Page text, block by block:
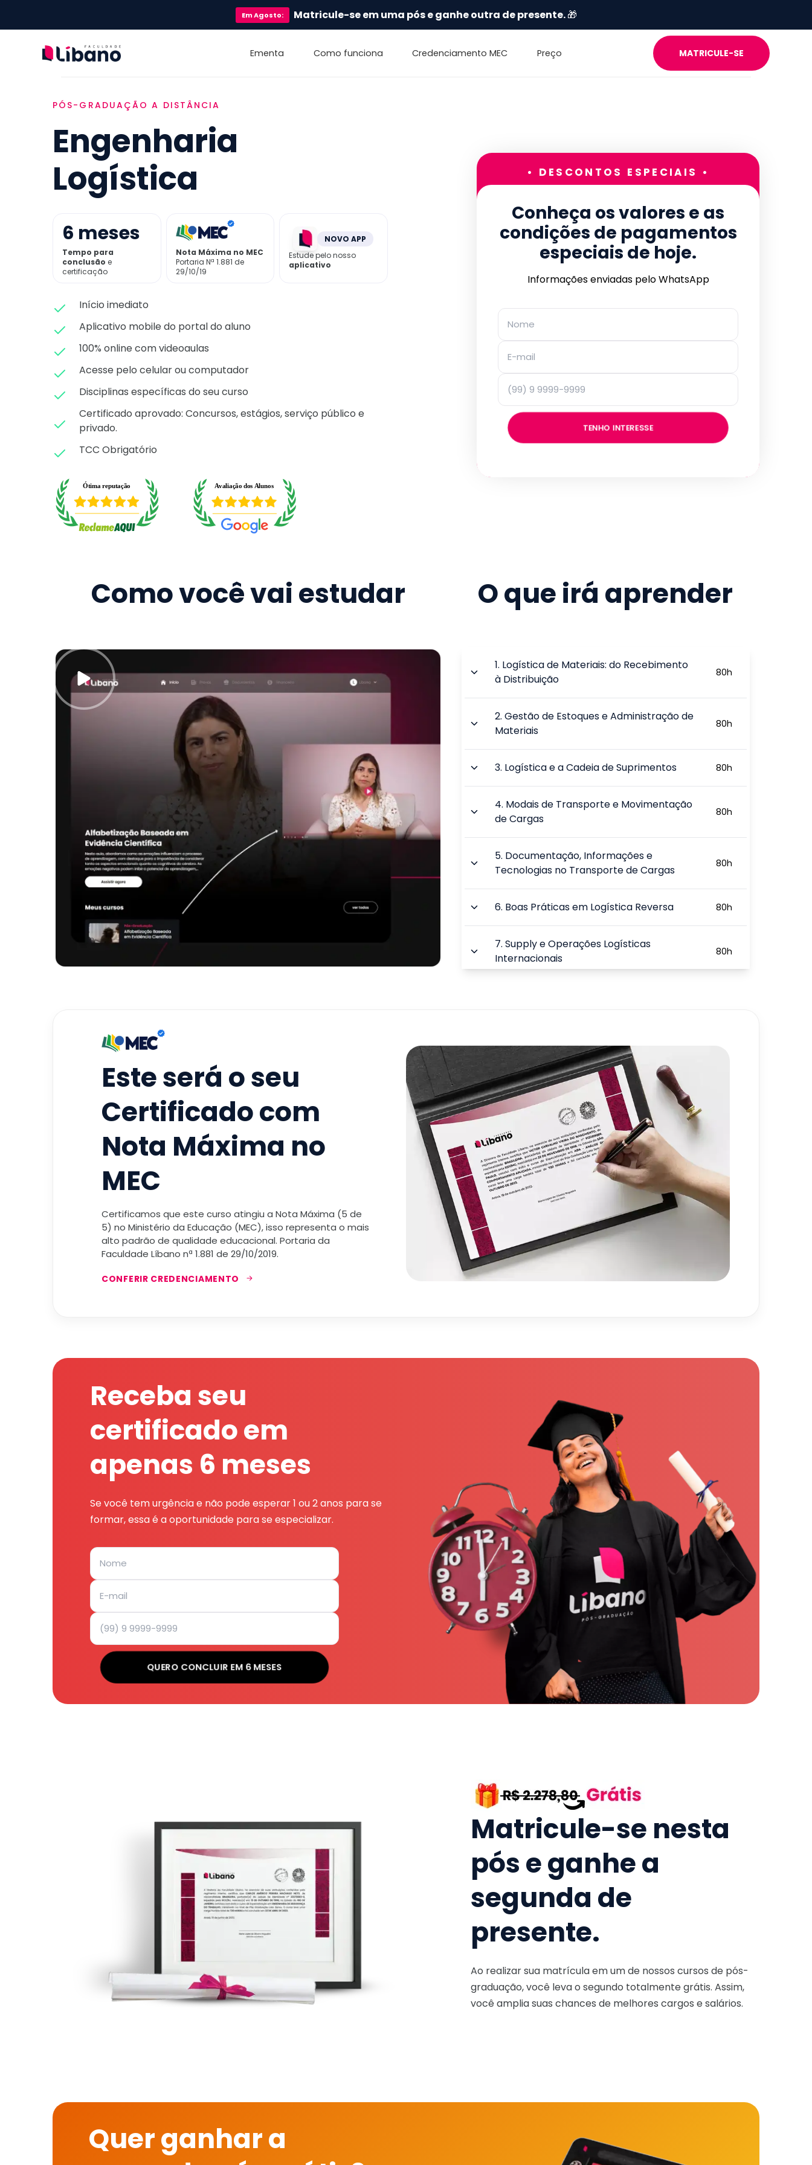
EmAgosto: Matricule-se em uma pós e ganhe outra de presente.🎁
Ementa Como funciona Credenciamento MEC Preço MATRICULE-SE
PÓS-GRADUAÇÃO A DISTÂNCIA
Engenharia
Logística
6 meses
Tempo para
conclusão e
certificação
Nota Máxima no MEC
Portaria Nª 1.881 de
29/10/19
NOVO APP
Estude pelo nosso
aplicativo
Início imediato
Aplicativo mobile do portal do aluno
100% online com videoaulas
Acesse pelo celular ou computador
Disciplinas específicas do seu curso
Certificado aprovado: Concursos, estágios, serviço público e
privado.
TCC Obrigatório
• DESCONTOS ESPECIAIS •
Conheça os valores e as
condições de pagamentos
especiais de hoje.
Informações enviadas pelo WhatsApp
TENHO INTERESSE
Como você vai estudar O que irá aprender
1. Logística de Materiais: do Recebimento
à Distribuição
80h
2.Gestão de Estoques e Administração de
Materiais
80h
3. Logística e a Cadeia de Suprimentos 80h
4. Modais de Transporte e Movimentação
de Cargas
80h
5. Documentação, Informações e
Tecnologias no Transporte de Cargas
80h
6. Boas Práticas em Logística Reversa 80h
7.Supply e Operações Logísticas
Internacionais
80h
Este será o seu
Certificado com
Nota Máxima no
MEC
Certificamos que este curso atingiu a Nota Máxima (5 de
5) no Ministério da Educação (MEC), isso representa o mais
alto padrão de qualidade educacional. Portaria da
Faculdade Líbano nª 1.881 de 29/10/2019.
CONFERIR CREDENCIAMENTO
Receba seu
certificado em
apenas 6 meses
Se você tem urgência e não pode esperar 1 ou 2 anos para se
formar, essa é a oportunidade para se especializar.
QUERO CONCLUIR EM 6 MESES
Matricule-se nesta
pós e ganhe a
segunda de
presente.
Ao realizar sua matrícula em um de nossos cursos de pós-
graduação, você leva o segundo totalmente grátis. Assim,
você amplia suas chances de melhores cargos e salários.
Quer ganhar a